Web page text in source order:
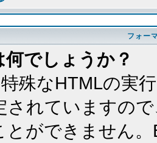
フォー
でしょうか？
殊なHTMLの実
されていますの
とができません